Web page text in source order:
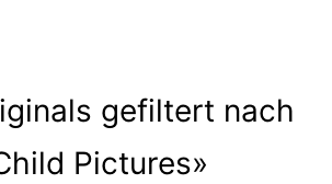
gefiltert nach
Pictures»